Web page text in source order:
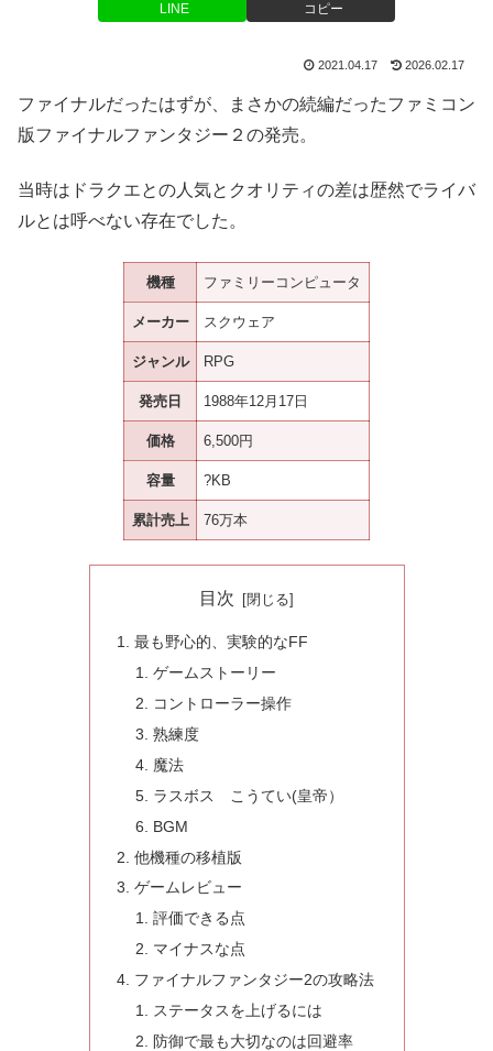
LINE コピー
2021.04.17 2026.02.17
ファイナルだったはずが、まさかの続編だったファミコン
版ファイナルファンタジー２の発売。
当時はドラクエとの人気とクオリティの差は歴然でライバ
ルとは呼べない存在でした。
機種 ファミリーコンピュータ
メーカー スクウェア
ジャンル RPG
発売日 1988年12月17日
価格 6,500円
容量 ?KB
累計売上 76万本
目次
最も野心的、実験的なFF
ゲームストーリー
コントローラー操作
熟練度
魔法
ラスボス こうてい(皇帝）
BGM
他機種の移植版
ゲームレビュー
評価できる点
マイナスな点
ファイナルファンタジー2の攻略法
ステータスを上げるには
防御で最も大切なのは回避率